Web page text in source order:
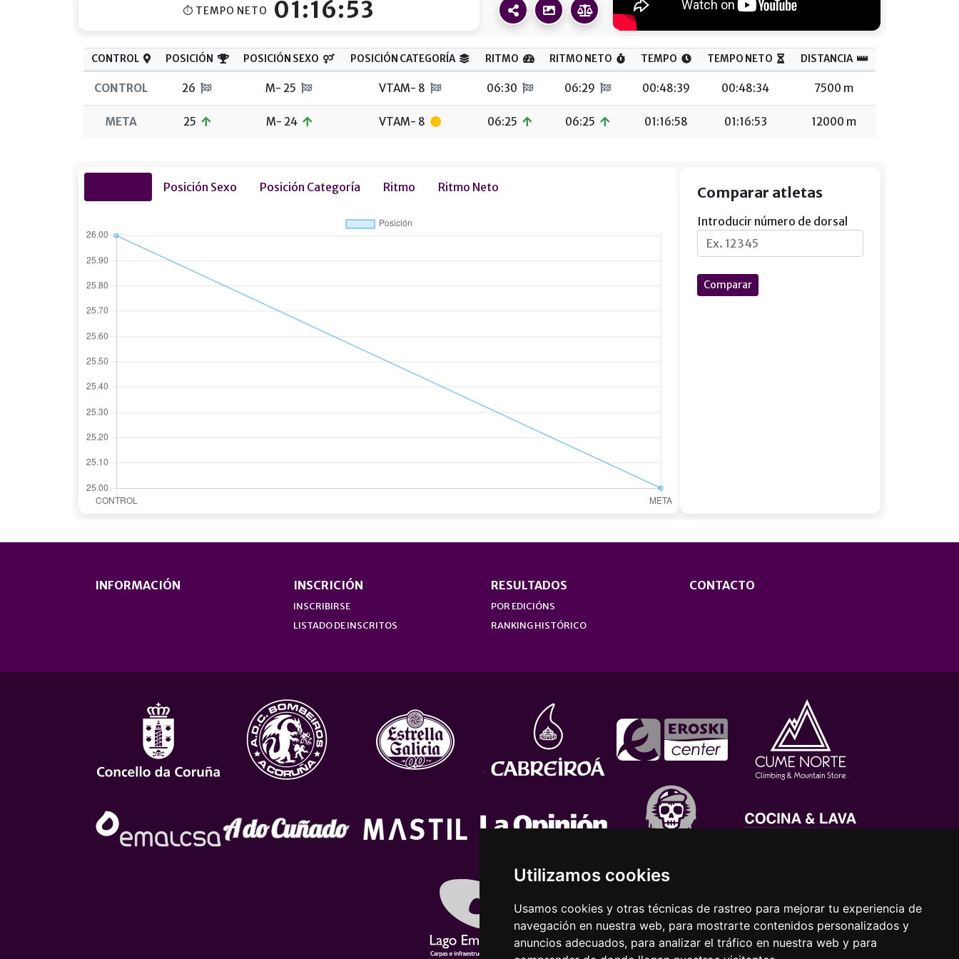
Utilizamos cookies
Usamos cookies y otras técnicas de rastreo para mejorar tu experiencia de
navegación en nuestra web, para mostrarte contenidos personalizados y
anuncios adecuados, para analizar el tráfico en nuestra web y para
⏱ TEMPO NETO 01:16:53
CONTROL POSICIÓN POSICIÓN SEXO POSICIÓN CATEGORÍA RITMO RITMO NETO TEMPO TEMPO NETO DISTANCIA
CONTROL 26 M- 25 VTAM- 8 06:30 06:29 00:48:39 00:48:34 7500 m
META 25 M- 24 VTAM- 8 06:25 06:25 01:16:58 01:16:53 12000 m
Posición Sexo Posición Categoría Ritmo Ritmo Neto Comparar atletas
Introducir número de dorsal
Comparar
INFORMACIÓN INSCRICIÓN
INSCRIBIRSE
LISTADO DE INSCRITOS
RESULTADOS
POR EDICIÓNS
RANKING HISTÓRICO
CONTACTO